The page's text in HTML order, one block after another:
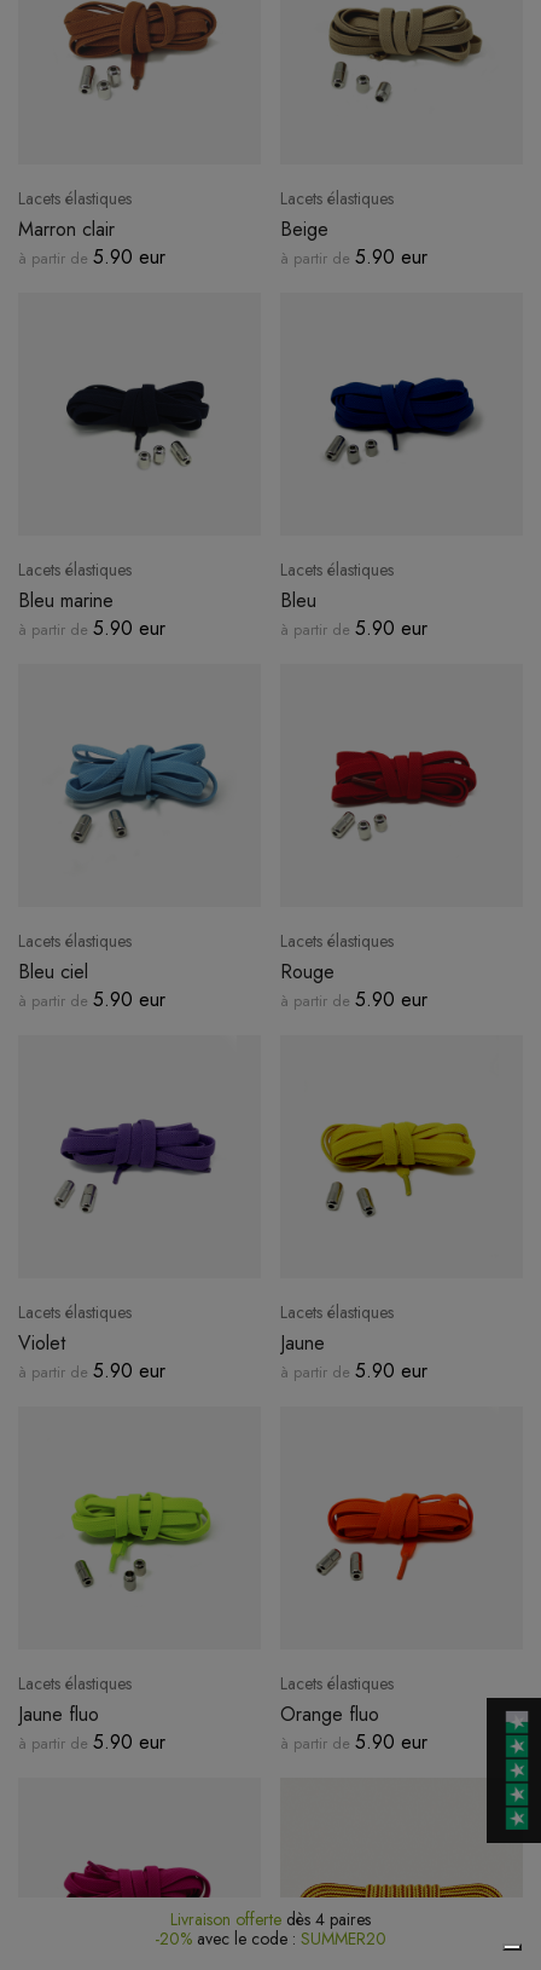
Lacets élastiques
Marron clair
à partir de 5.90 eur
Lacets élastiques
Beige
à partir de 5.90 eur
Lacets élastiques
Bleu marine
à partir de 5.90 eur
Lacets élastiques
Bleu
à partir de 5.90 eur
Lacets élastiques
Bleu ciel
à partir de 5.90 eur
Lacets élastiques
Rouge
à partir de 5.90 eur
Lacets élastiques
Violet
à partir de 5.90 eur
Lacets élastiques
Jaune
à partir de 5.90 eur
Lacets élastiques
Jaune fluo
à partir de 5.90 eur
Lacets élastiques
Orange fluo
à partir de 5.90 eur
Livraison offerte dès 4 paires
-20% avec le code : SUMMER20